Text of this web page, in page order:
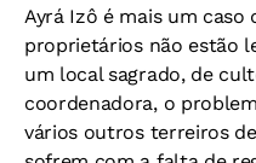
Ayrá Izô é mais um caso
proprietários não estão
um local sagrado, de
coordenadora, o
vários outros terreiros